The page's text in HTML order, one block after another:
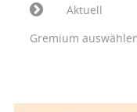
Aktuell
Gremium